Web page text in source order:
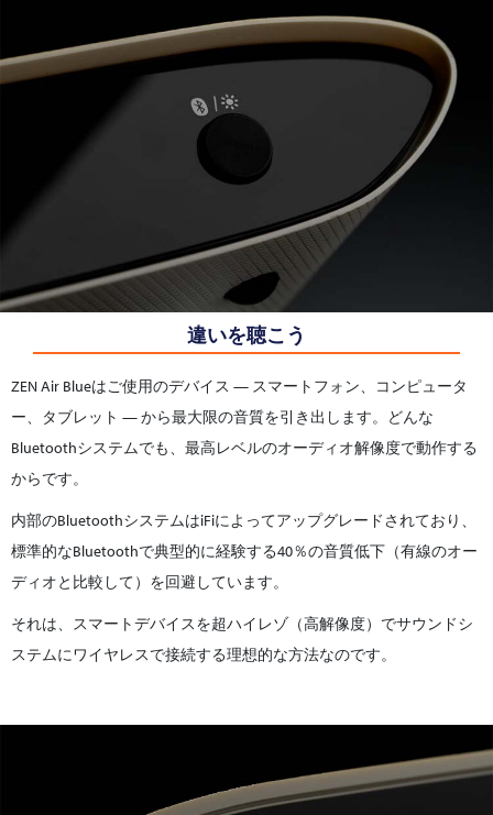
違いを聴こう
ZEN Air Blueはご使用のデバイス — スマートフォン、コンピュータ
ー、タブレット — から最大限の音質を引き出します。どんな
Bluetoothシステムでも、最高レベルのオーディオ解像度で動作する
からです。
内部のBluetoothシステムはiFiによってアップグレードされており、
標準的なBluetoothで典型的に経験する40％の音質低下（有線のオー
ディオと比較して）を回避しています。
それは、スマートデバイスを超ハイレゾ（高解像度）でサウンドシ
ステムにワイヤレスで接続する理想的な方法なのです。